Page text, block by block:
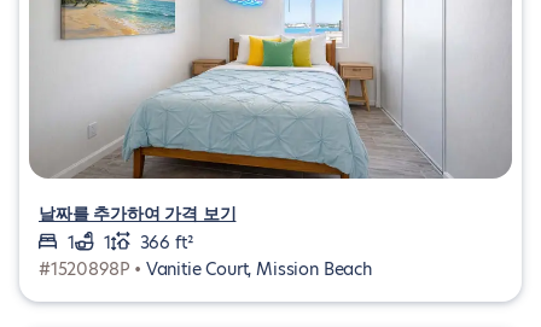
날짜를 추가하여 가격 보기
1
1
366 ft²
#1520898P • Vanitie Court, Mission Beach